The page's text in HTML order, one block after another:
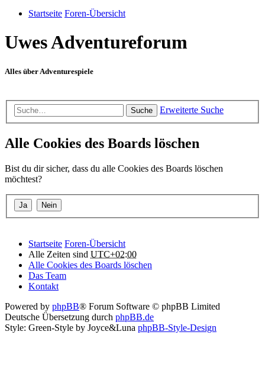
Startseite Foren-Übersicht
Uwes Adventureforum
Alles über Adventurespiele
Suche Erweiterte Suche
Alle Cookies des Boards löschen
Bist du dir sicher, dass du alle Cookies des Boards löschen
möchtest?
Startseite Foren-Übersicht
Alle Zeiten sind UTC+02:00
Alle Cookies des Boards löschen
Das Team
Kontakt
Powered by phpBB® Forum Software © phpBB Limited
Deutsche Übersetzung durch phpBB.de
Style: Green-Style by Joyce&Luna phpBB-Style-Design